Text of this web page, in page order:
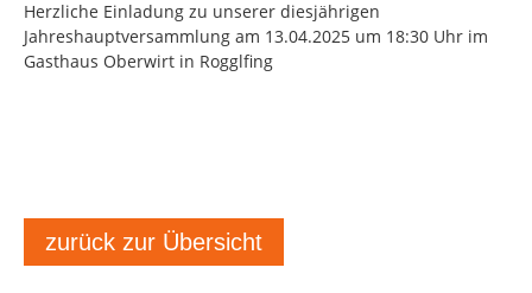
Herzliche Einladung zu unserer diesjährigen
Jahreshauptversammlung am 13.04.2025 um 18:30 Uhr im
Gasthaus Oberwirt in Rogglfing
zurück zur Übersicht